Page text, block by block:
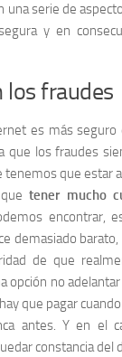
serie de
y en
los fraudes
es más seguro
que los fraudes
tenemos que estar
quetener mucho
encontrar,
demasiado
de que
opción no
que pagar
antes. Y en el
constancia del